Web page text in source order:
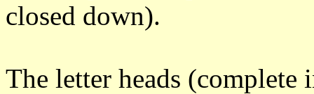
closed down).
The letter heads (complete